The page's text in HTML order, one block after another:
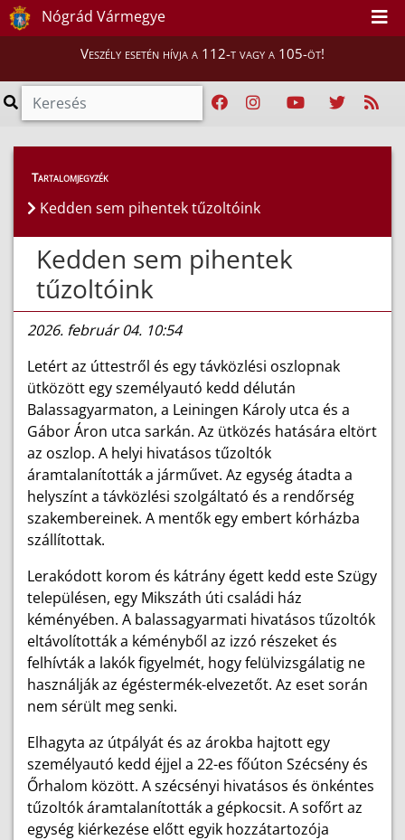
Nógrád Vármegye
Veszély esetén hívja a 112-t vagy a 105-öt!
Híreink > Hírek
Tartalomjegyzék
Kedden sem pihentek tűzoltóink
Kedden sem pihentek
tűzoltóink
2026. február 04. 10:54
Letért az úttestről és egy távközlési oszlopnak
ütközött egy személyautó kedd délután
Balassagyarmaton, a Leiningen Károly utca és a
Gábor Áron utca sarkán. Az ütközés hatására eltört
az oszlop. A helyi hivatásos tűzoltók
áramtalanították a járművet. Az egység átadta a
helyszínt a távközlési szolgáltató és a rendőrség
szakembereinek. A mentők egy embert kórházba
szállítottak.
Lerakódott korom és kátrány égett kedd este Szügy
településen, egy Mikszáth úti családi ház
kéményében. A balassagyarmati hivatásos tűzoltók
eltávolították a kéményből az izzó részeket és
felhívták a lakók figyelmét, hogy felülvizsgálatig ne
használják az égéstermék-elvezetőt. Az eset során
nem sérült meg senki.
Elhagyta az útpályát és az árokba hajtott egy
személyautó kedd éjjel a 22-es főúton Szécsény és
Őrhalom között. A szécsényi hivatásos és önkéntes
tűzoltók áramtalanították a gépkocsit. A sofőrt az
egység kiérkezése előtt egyik hozzátartozója